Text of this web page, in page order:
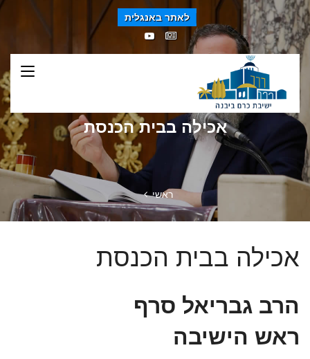
לאתר באנגלית
אכילה בבית הכנסת
ראשי
אכילה בבית הכנסת
הרב גבריאל סרף
ראש הישיבה